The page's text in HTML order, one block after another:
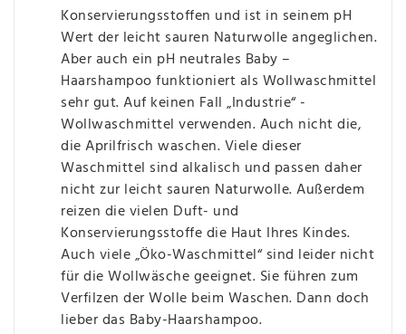
Konservierungsstoffen und ist in seinem pH
Wert der leicht sauren Naturwolle angeglichen.
Aber auch ein pH neutrales Baby –
Haarshampoo funktioniert als Wollwaschmittel
sehr gut. Auf keinen Fall „Industrie“ -
Wollwaschmittel verwenden. Auch nicht die,
die Aprilfrisch waschen. Viele dieser
Waschmittel sind alkalisch und passen daher
nicht zur leicht sauren Naturwolle. Außerdem
reizen die vielen Duft- und
Konservierungsstoffe die Haut Ihres Kindes.
Auch viele „Öko-Waschmittel“ sind leider nicht
für die Wollwäsche geeignet. Sie führen zum
Verfilzen der Wolle beim Waschen. Dann doch
lieber das Baby-Haarshampoo.